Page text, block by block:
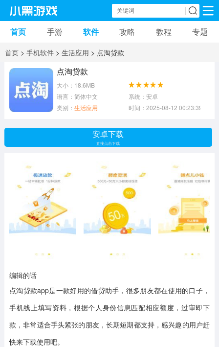
手机游戏 手机软件
安卓游戏
益智游戏 音乐游戏 传奇游戏
模拟游戏
策略游戏 文字游戏 角色扮演
首页 手游 软件 攻略 教程 专题
首页 > 手机软件 > 生活应用 > 点淘贷款
点淘贷款
大小：18.6MB
语言：简体中文
系统：安卓
类别： 生活应用 时间：2025-08-12 00:23:39
安卓下载
直接点击下载
编辑的话
点淘贷款app是一款好用的借贷助手，很多朋友都在使用的口子，
手机线上填写资料，根据个人身份信息匹配相应额度，过审即下
款，非常适合手头紧张的朋友，长期短期都支持，感兴趣的用户赶
快来下载使用吧。